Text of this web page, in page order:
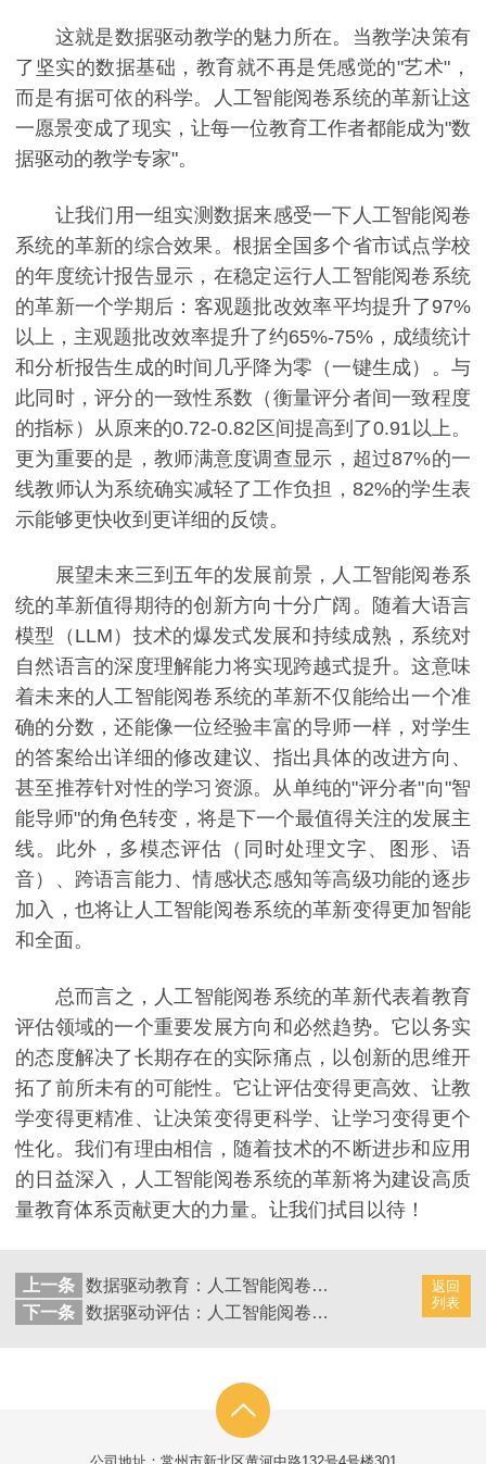
这就是数据驱动教学的魅力所在。当教学决策有
了坚实的数据基础，教育就不再是凭感觉的"艺术"，
而是有据可依的科学。人工智能阅卷系统的革新让这
一愿景变成了现实，让每一位教育工作者都能成为"数
据驱动的教学专家"。
让我们用一组实测数据来感受一下人工智能阅卷
系统的革新的综合效果。根据全国多个省市试点学校
的年度统计报告显示，在稳定运行人工智能阅卷系统
的革新一个学期后：客观题批改效率平均提升了97%
以上，主观题批改效率提升了约65%-75%，成绩统计
和分析报告生成的时间几乎降为零（一键生成）。与
此同时，评分的一致性系数（衡量评分者间一致程度
的指标）从原来的0.72-0.82区间提高到了0.91以上。
更为重要的是，教师满意度调查显示，超过87%的一
线教师认为系统确实减轻了工作负担，82%的学生表
示能够更快收到更详细的反馈。
展望未来三到五年的发展前景，人工智能阅卷系
统的革新值得期待的创新方向十分广阔。随着大语言
模型（LLM）技术的爆发式发展和持续成熟，系统对
自然语言的深度理解能力将实现跨越式提升。这意味
着未来的人工智能阅卷系统的革新不仅能给出一个准
确的分数，还能像一位经验丰富的导师一样，对学生
的答案给出详细的修改建议、指出具体的改进方向、
甚至推荐针对性的学习资源。从单纯的"评分者"向"智
能导师"的角色转变，将是下一个最值得关注的发展主
线。此外，多模态评估（同时处理文字、图形、语
音）、跨语言能力、情感状态感知等高级功能的逐步
加入，也将让人工智能阅卷系统的革新变得更加智能
和全面。
总而言之，人工智能阅卷系统的革新代表着教育
评估领域的一个重要发展方向和必然趋势。它以务实
的态度解决了长期存在的实际痛点，以创新的思维开
拓了前所未有的可能性。它让评估变得更高效、让教
学变得更精准、让决策变得更科学、让学习变得更个
性化。我们有理由相信，随着技术的不断进步和应用
的日益深入，人工智能阅卷系统的革新将为建设高质
量教育体系贡献更大的力量。让我们拭目以待！
返回
列表
上一条
数据驱动教育：人工智能阅卷系统的优势
下一条
数据驱动评估：人工智能阅卷系统的便捷